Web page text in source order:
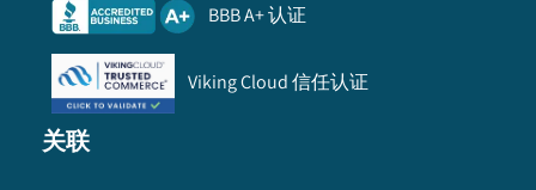
BBB A+ 认证
Viking Cloud 信任认证
关联